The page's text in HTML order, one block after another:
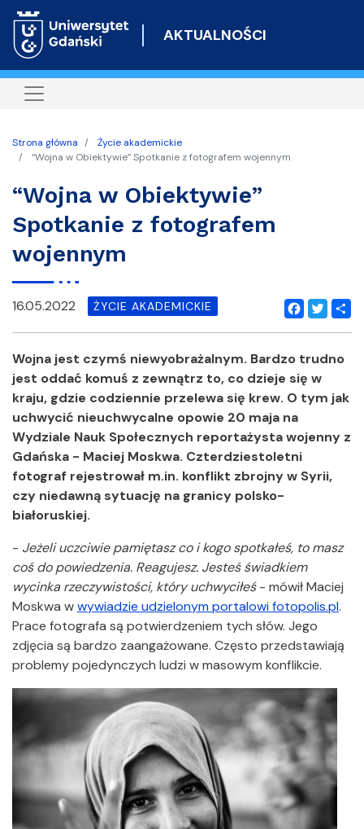
do
AKTUALNOŚCI
Strona główna
Życie akademickie
“Wojna w Obiektywie” Spotkanie z fotografem wojennym
“Wojna w Obiektywie”
Spotkanie z fotografem
wojennym
Facebook
Twitter
16.05.2022 ŻYCIE AKADEMICKIE
Wojna jest czymś niewyobrażalnym. Bardzo trudno
jest oddać komuś z zewnątrz to, co dzieje się w
kraju, gdzie codziennie przelewa się krew. O tym jak
uchwycić nieuchwycalne opowie 20 maja na
Wydziale Nauk Społecznych reportażysta wojenny z
Gdańska - Maciej Moskwa. Czterdziestoletni
fotograf rejestrował m.in. konflikt zbrojny w Syrii,
czy niedawną sytuację na granicy polsko-
białoruskiej.
- Jeżeli uczciwie pamiętasz co i kogo spotkałeś, to masz
coś do powiedzenia. Reagujesz. Jesteś świadkiem
wycinka rzeczywistości, który uchwyciłeś- mówił Maciej
Moskwa wwywiadzie udzielonym portalowi fotopolis.pl.
Prace fotografa są potwierdzeniem tych słów. Jego
zdjęcia są bardzo zaangażowane. Często przedstawiają
problemy pojedynczych ludzi w masowym konflikcie.